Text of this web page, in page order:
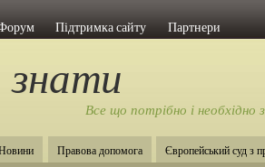
Підтримка сайту Партнери
Все що потрібно і
Правова допомога Європейський суд з